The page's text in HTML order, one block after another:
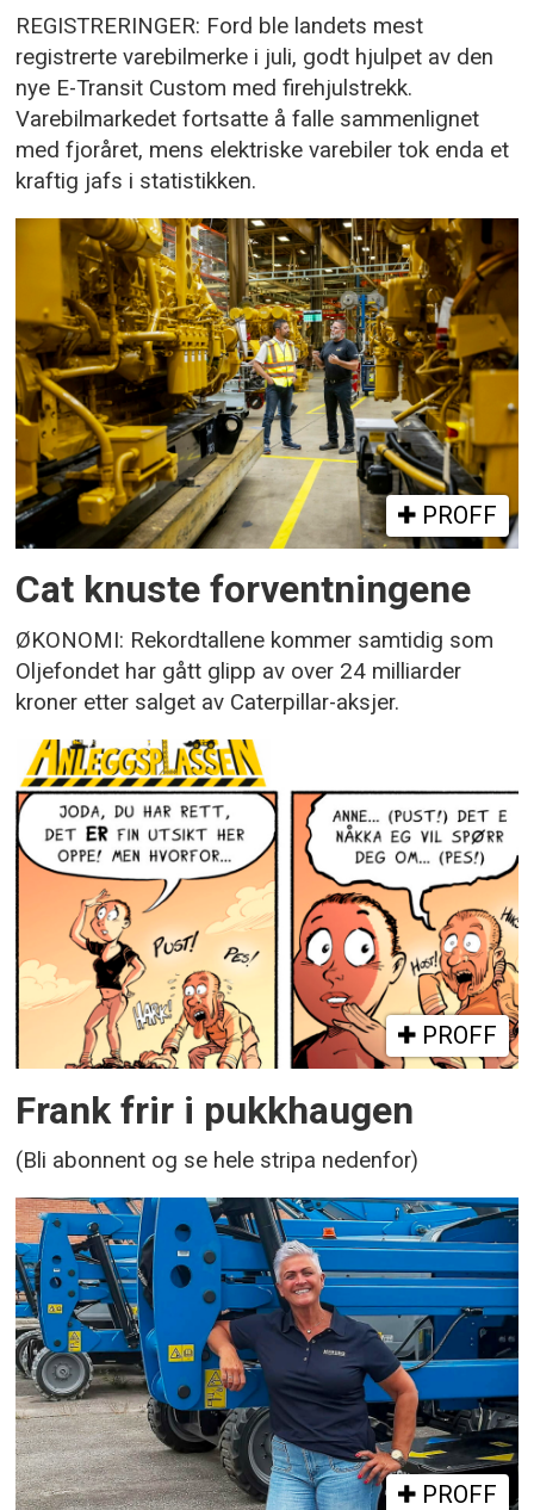
REGISTRERINGER: Ford ble landets mest
registrerte varebilmerke i juli, godt hjulpet av den
nye E-Transit Custom med firehjulstrekk.
Varebilmarkedet fortsatte å falle sammenlignet
med fjoråret, mens elektriske varebiler tok enda et
kraftig jafs i statistikken.
PROFF
Cat knuste forventningene
ØKONOMI: Rekordtallene kommer samtidig som
Oljefondet har gått glipp av over 24 milliarder
kroner etter salget av Caterpillar-aksjer.
PROFF
Frank frir i pukkhaugen
(Bli abonnent og se hele stripa nedenfor)
PROFF